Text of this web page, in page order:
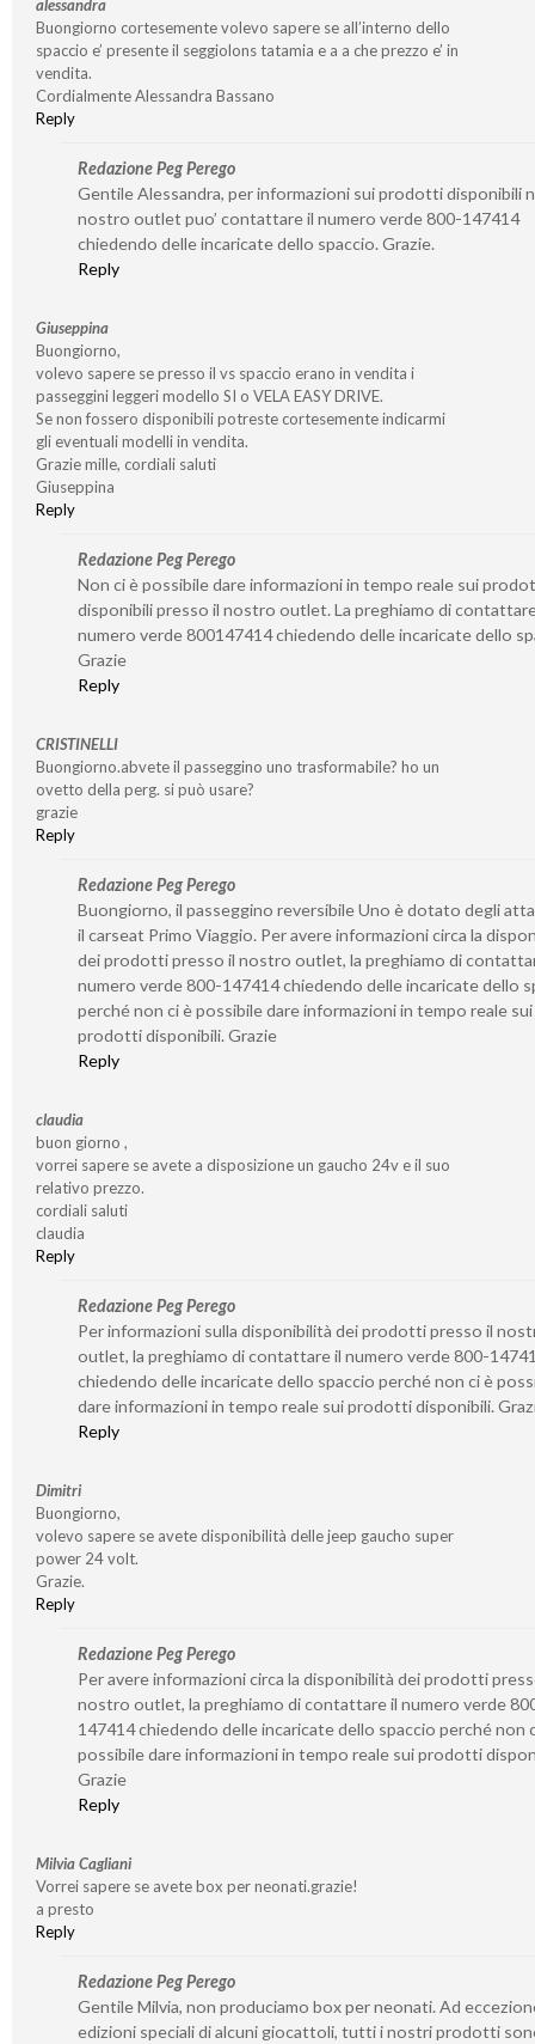
alessandra
Buongiorno cortesemente volevo sapere se all’interno dello
spaccio e’ presente il seggiolons tatamia e a a che prezzo e’ in
vendita.
Cordialmente Alessandra Bassano
Reply
Redazione Peg Perego
Gentile Alessandra, per informazioni sui prodotti disponibili
nostro outlet puo’ contattare il numero verde 800-147414
chiedendo delle incaricate dello spaccio. Grazie.
Reply
Giuseppina
Buongiorno,
volevo sapere se presso il vs spaccio erano in vendita i
passeggini leggeri modello SI o VELA EASY DRIVE.
Se non fossero disponibili potreste cortesemente indicarmi
gli eventuali modelli in vendita.
Grazie mille, cordiali saluti
Giuseppina
Reply
Redazione Peg Perego
Non ci è possibile dare informazioni in tempo reale sui
disponibili presso il nostro outlet. La preghiamo di
numero verde 800147414 chiedendo delle incaricate dello
Grazie
Reply
CRISTINELLI
Buongiorno.abvete il passeggino uno trasformabile? ho un
ovetto della perg. si può usare?
grazie
Reply
Redazione Peg Perego
Buongiorno, il passeggino reversibile Uno è dotato degli
il carseat Primo Viaggio. Per avere informazioni circa la
dei prodotti presso il nostro outlet, la preghiamo di
numero verde 800-147414 chiedendo delle incaricate dello
perché non ci è possibile dare informazioni in tempo reale sui
prodotti disponibili. Grazie
Reply
claudia
buon giorno ,
vorrei sapere se avete a disposizione un gaucho 24v e il suo
relativo prezzo.
cordiali saluti
claudia
Reply
Redazione Peg Perego
Per informazioni sulla disponibilità dei prodotti presso il
outlet, la preghiamo di contattare il numero verde 800-
chiedendo delle incaricate dello spaccio perché non ci è
dare informazioni in tempo reale sui prodotti disponibili.
Reply
Dimitri
Buongiorno,
volevo sapere se avete disponibilità delle jeep gaucho super
power 24 volt.
Grazie.
Reply
Redazione Peg Perego
Per avere informazioni circa la disponibilità dei prodotti
nostro outlet, la preghiamo di contattare il numero verde
147414 chiedendo delle incaricate dello spaccio perché non
possibile dare informazioni in tempo reale sui prodotti
Grazie
Reply
Milvia Cagliani
Vorrei sapere se avete box per neonati.grazie!
a presto
Reply
Redazione Peg Perego
Gentile Milvia, non produciamo box per neonati. Ad
edizioni speciali di alcuni giocattoli, tutti i nostri prodotti